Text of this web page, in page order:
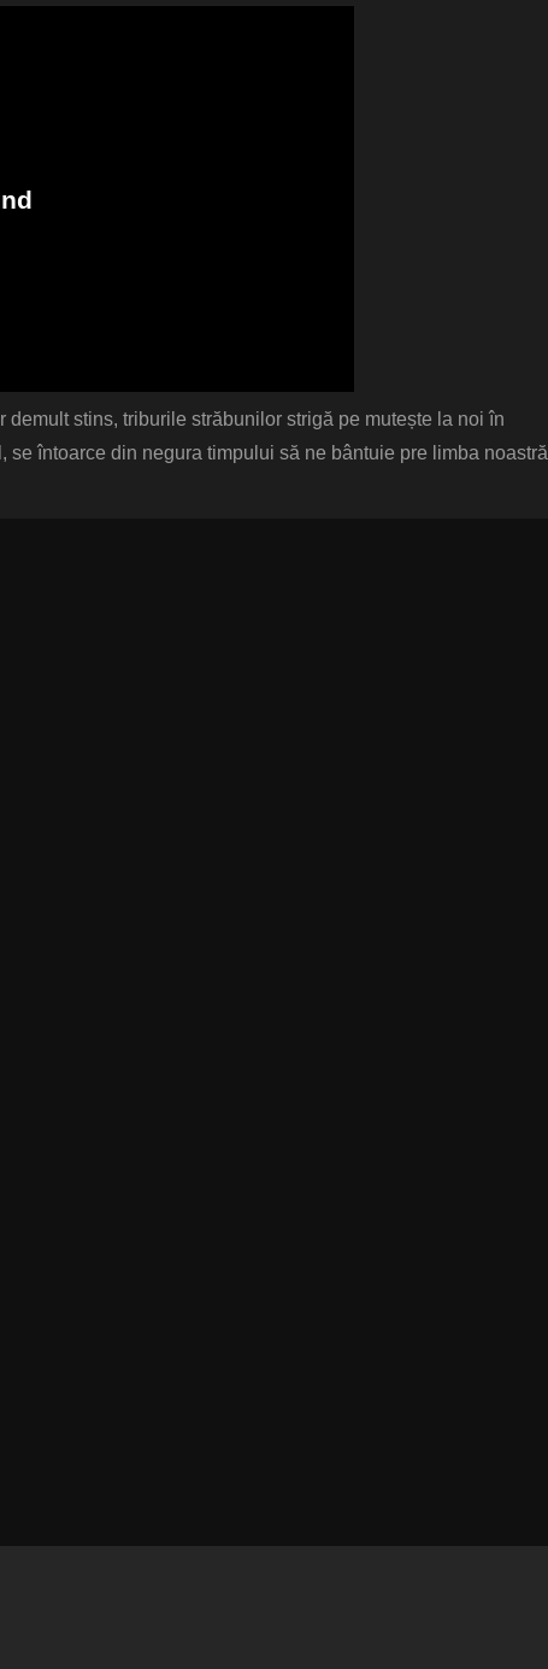
stins, triburile străbunilor strigă pe mutește la noi în
întoarce din negura timpului să ne bântuie pre limba noastră